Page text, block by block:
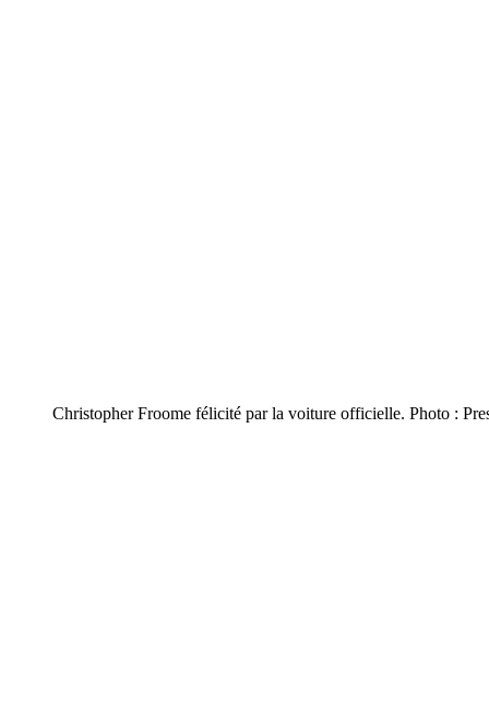
Christopher Froome félicité par la voiture officielle. Photo :